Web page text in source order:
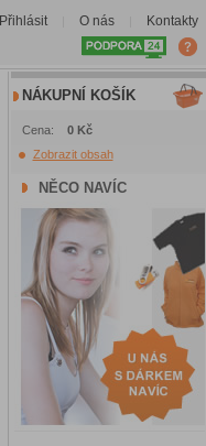
Přihlásit O nás Kontakty
NÁKUPNÍ KOŠÍK
Cena: 0 Kč
Zobrazit obsah
NĚCO NAVÍC